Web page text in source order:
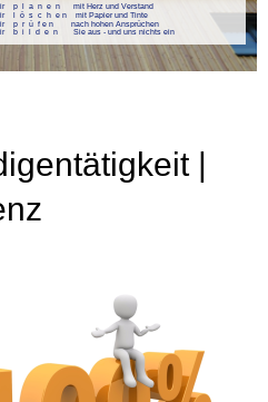
p l a n e n mit Herz und Verstand
l ö s c h e n mit Papier und Tinte
p r ü f e n nach hohen Ansprüchen
b i l d e n Sie aus - und uns nichts ein
|